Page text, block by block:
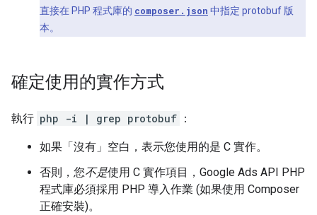
直接在 PHP 程式庫的 composer.json 中指定 protobuf 版
本。
確定使用的實作方式
執行 php -i | grep protobuf ：
如果「沒有」 空白，表示您使用的是 C 實作。
否則，您不是使用 C 實作項目，Google Ads API PHP
程式庫必須採用 PHP 導入作業 (如果使用 Composer
正確安裝)。